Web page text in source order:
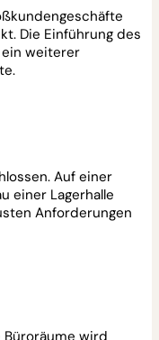
Die Einführung des
weiterer
Auf einer
einer Lagerhalle
Anforderungen